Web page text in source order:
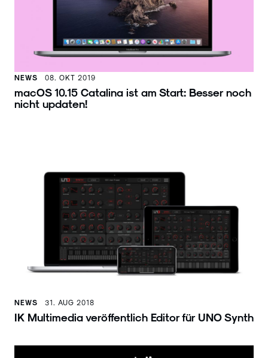
NEWS 08. OKT 2019
macOS 10.15 Catalina ist am Start: Besser noch
nicht updaten!
NEWS 31. AUG 2018
IK Multimedia veröffentlich Editor für UNO Synth